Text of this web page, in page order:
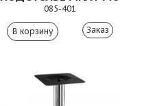
085-401
Заказ